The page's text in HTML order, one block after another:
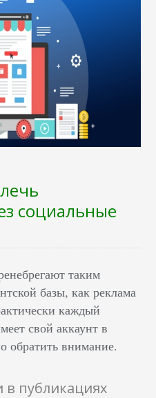
социальные
таким
базы, как реклама
каждый
свой аккаунт в
обратить внимание.
в публикациях